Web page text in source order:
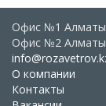
Офис №1
Офис №2
О компании
Контакты